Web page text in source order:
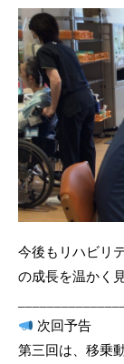
今後もリハビリ
の成長を温かく
次回予告
第三回は、移乗